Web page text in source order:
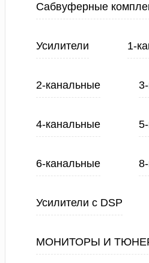
Сабвуферные
Усилители 1-
2-канальные
4-канальные
6-канальные
Усилители с DSP
МОНИТОРЫ И